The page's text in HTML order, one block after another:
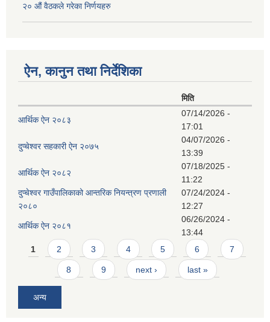
२० औं वैठकले गरेका निर्णयहरु
ऐन, कानुन तथा निर्देशिका
मिति
आर्थिक ऐन २०८३
07/14/2026 -
17:01
दुप्चेश्वर सहकारी ऐन २०७५
04/07/2026 -
13:39
आर्थिक ऐन २०८२
07/18/2025 -
11:22
दुप्चेश्वर गाउँपालिकाको आन्तरिक नियन्त्रण प्रणाली
२०८०
07/24/2024 -
12:27
आर्थिक ऐन २०८१
06/26/2024 -
13:44
Pages
1 2 3 4 5 6 7
8 9 next › last »
अन्य